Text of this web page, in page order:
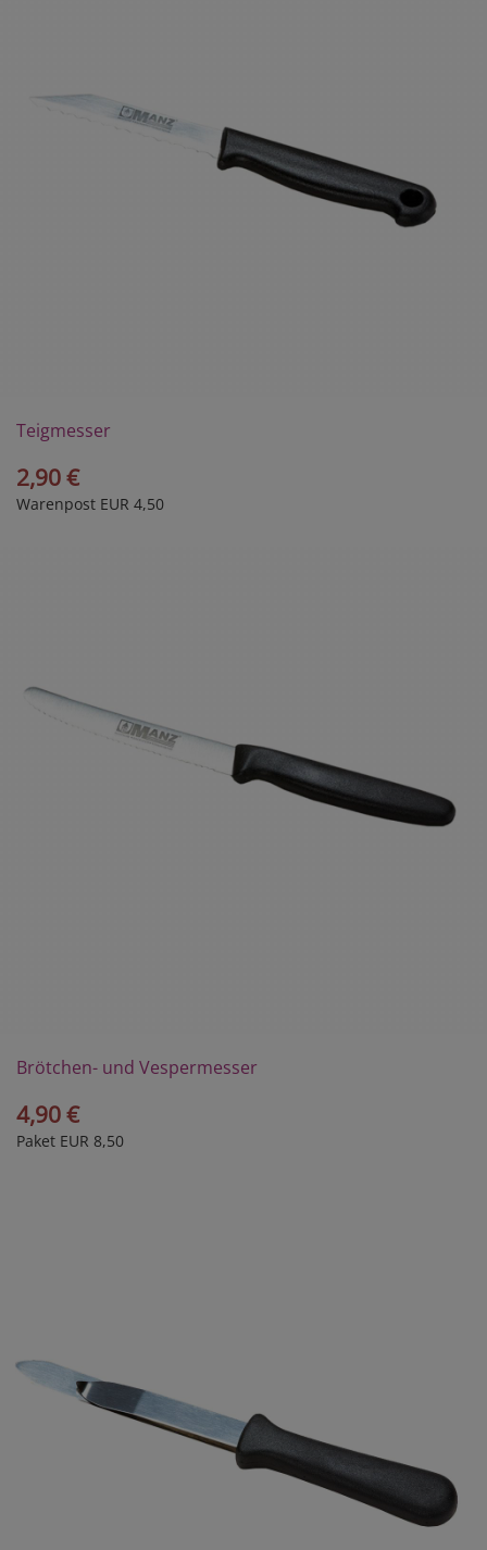
Teigmesser
2,90 €
Warenpost EUR 4,50
Brötchen- und Vespermesser
4,90 €
Paket EUR 8,50